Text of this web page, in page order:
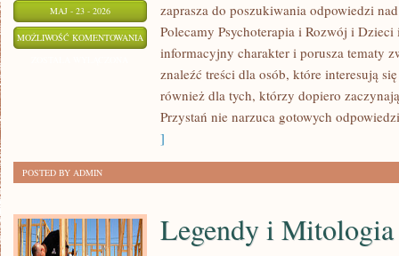
MAJ - 23 - 2026
MOŻLIWOŚĆ KOMENTOWANIA ZDROWIE
PSYCHICZNE
zaprasza do poszukiwania odpowiedzi
Polecamy Psychoterapia i Rozwój i Dzieci
informacyjny charakter i porusza tematy
znaleźć treści dla osób, które interesują
również dla tych, którzy dopiero
Przystań nie narzuca gotowych
]
POSTED BY ADMIN
Legendy i Mitologia